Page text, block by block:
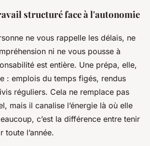
structuré face à l'autonomie
ne vous rappelle les délais, ne
ni ne vous pousse à
est entière. Une prépa, elle,
: emplois du temps figés, rendus
réguliers. Cela ne remplace pas
mais il canalise l’énergie là où elle
c’est la différence entre tenir
toute l’année.